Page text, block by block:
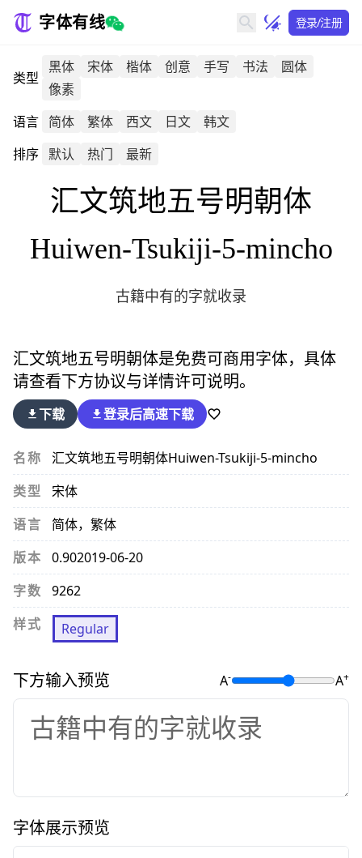
字体有线 登录/注册
类型
黑体 宋体 楷体 创意 手写 书法
圆体
像素
语言 简体 繁体 西文 日文
韩文
排序 默认 热门 最新
汇文筑地五号明朝体
Huiwen-Tsukiji-5-mincho
古籍中有的字就收录
汇文筑地五号明朝体是免费可商用字体，具体
请查看下方协议与详情许可说明。
下载 登录后高速下载
名称 汇文筑地五号明朝体Huiwen-Tsukiji-5-mincho
类型
宋体
语言
简体，繁体
版本
0.902019-06-20
字数
9262
样式
Regular
下方输入预览 A- A+
字体展示预览